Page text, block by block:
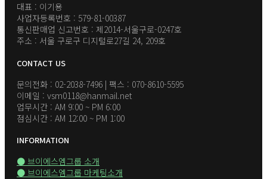
대표 : 이기용
사업자등록번호 : 579-81-00387
통신판매업 신고번호 : 제2014-서울구로-0247호
주소 : 서울 구로구 디지털로27길 24, 209호
CONTACT US
문의전화 : 02-2038-7496 | 팩스 : 070-8610-5595
이메일 : vsm0118@hanmail.net
업무시간 : AM 9:00 ~ PM 6:00
점심시간 : AM 12:00 ~ PM 1:00
INFORMATION
● 브이에스엠그룹 소개
● 브이에스엠그룹 마케팅소개